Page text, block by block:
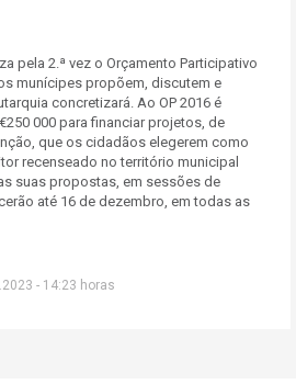
pela 2.ª vez o Orçamento Participativo
munícipes propõem, discutem e
concretizará. Ao OP 2016 é
000 para financiar projetos, de
que os cidadãos elegerem como
recenseado no território municipal
suas propostas, em sessões de
até 16 de dezembro, em todas as
- 14:23 horas